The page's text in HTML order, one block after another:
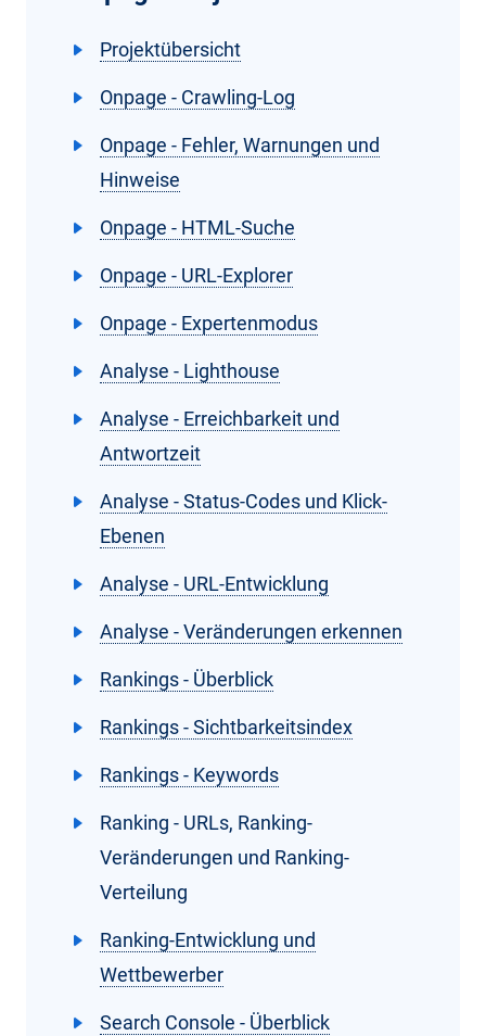
Projektübersicht
Onpage - Crawling-Log
Onpage - Fehler, Warnungen und
Hinweise
Onpage - HTML-Suche
Onpage - URL-Explorer
Onpage - Expertenmodus
Analyse - Lighthouse
Analyse - Erreichbarkeit und
Antwortzeit
Analyse - Status-Codes und Klick-
Ebenen
Analyse - URL-Entwicklung
Analyse - Veränderungen erkennen
Rankings - Überblick
Rankings - Sichtbarkeitsindex
Rankings - Keywords
Ranking - URLs, Ranking-
Veränderungen und Ranking-
Verteilung
Ranking-Entwicklung und
Wettbewerber
Search Console - Überblick